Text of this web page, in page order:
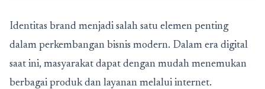
Identitas brand menjadi salah satu elemen penting
dalam perkembangan bisnis modern. Dalam era digital
saat ini, masyarakat dapat dengan mudah menemukan
berbagai produk dan layanan melalui internet.